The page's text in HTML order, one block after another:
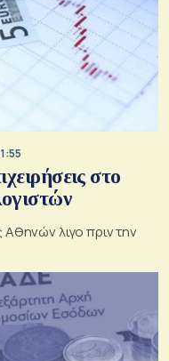
στο
λιγο πριν την